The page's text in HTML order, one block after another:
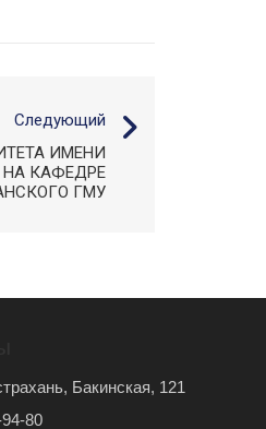
Следующий
ИМЕНИ
КАФЕДРЕ
ГМУ
Бакинская, 121
80